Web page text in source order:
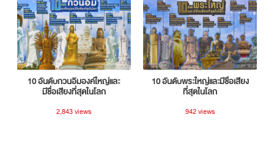
10 อันดับกวนอิมองค์ใหญ่และ
มีชื่อเสียงที่สุดในโลก
2,843 views
10 อันดับพระใหญ่และมีชื่อเสียง
ที่สุดในโลก
942 views